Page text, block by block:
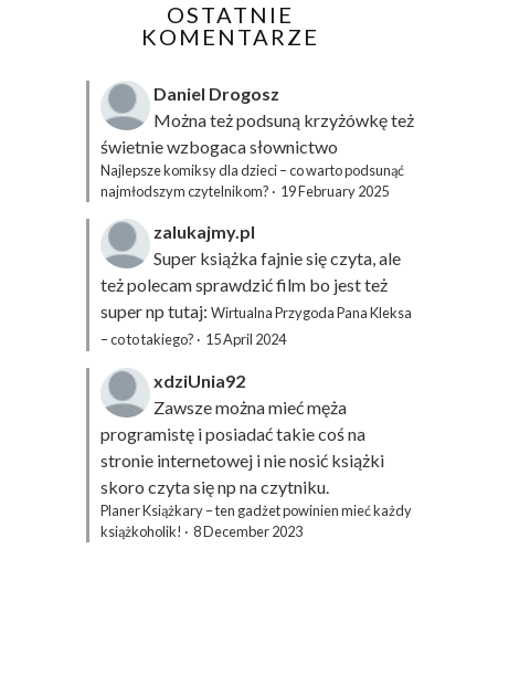
OSTATNIE
KOMENTARZE
Daniel Drogosz
Można też podsuną krzyżówkęteż
świetnie wzbogaca słownictwo
Najlepsze komiksy dla dzieci – co warto podsunąć
najmłodszym czytelnikom? · 19 February 2025
zalukajmy.pl
Super książka fajnie się czyta, ale
też polecam sprawdzić film bo jest też
super np tutaj: Wirtualna Przygoda Pana Kleksa
– co to takiego? · 15 April 2024
xdziUnia92
Zawsze można mieć męża
programistę i posiadać takie coś na
stronie internetowej i nie nosić książki
skoro czyta się np na czytniku.
Planer Książkary – ten gadżet powinien mieć każdy
książkoholik! · 8 December 2023